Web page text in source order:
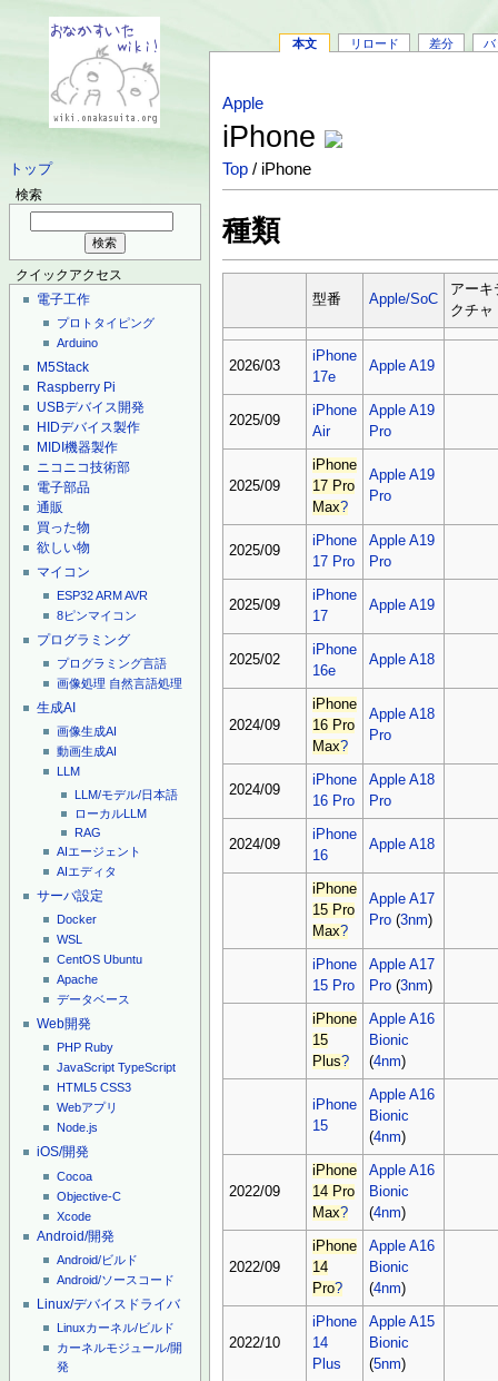
トップ
検索
クイックアクセス
電子工作
プロトタイピング
Arduino
M5Stack
Raspberry Pi
USBデバイス開発
HIDデバイス製作
MIDI機器製作
ニコニコ技術部
電子部品
通販
買った物
欲しい物
マイコン
ESP32ARMAVR
8ピンマイコン
プログラミング
プログラミング言語
画像処理 自然言語処理
生成AI
画像生成AI
動画生成AI
LLM
LLM/モデル/日本語
ローカルLLM
RAG
AIエージェント
AIエディタ
サーバ設定
Docker
WSL
CentOS Ubuntu
Apache
データベース
Web開発
PHP Ruby
JavaScript TypeScript
HTML5 CSS3
Webアプリ
Node.js
iOS/開発
Cocoa
Objective-C
Xcode
Android/開発
Android/ビルド
Android/ソースコード
Linux/デバイスドライバ
Linuxカーネル/ビルド
カーネルモジュール/開
発
本文 リロード 差分 バ
Apple
iPhone
Top / iPhone
種類
型番 Apple/SoC
アーキ
クチャ
2026/03
iPhone
17e
Apple A19
2025/09
iPhone
Air
Apple A19
Pro
2025/09
iPhone
17 Pro
Max?
Apple A19
Pro
2025/09
iPhone
17 Pro
Apple A19
Pro
2025/09
iPhone
17
Apple A19
2025/02
iPhone
16e
Apple A18
2024/09
iPhone
16 Pro
Max?
Apple A18
Pro
2024/09
iPhone
16 Pro
Apple A18
Pro
2024/09
iPhone
16
Apple A18
iPhone
15 Pro
Max?
Apple A17
Pro (3nm)
iPhone
15 Pro
Apple A17
Pro (3nm)
iPhone
15
Plus?
Apple A16
Bionic
(4nm)
iPhone
15
Apple A16
Bionic
(4nm)
2022/09
iPhone
14 Pro
Max?
Apple A16
Bionic
(4nm)
2022/09
iPhone
14
Pro?
Apple A16
Bionic
(4nm)
2022/10
iPhone
14
Plus
Apple A15
Bionic
(5nm)